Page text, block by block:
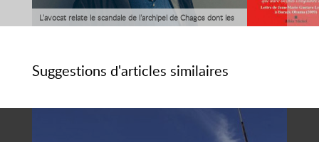
L’avocat relate le scandale de l’archipel de Chagos dont les
Suggestions d'articles similaires